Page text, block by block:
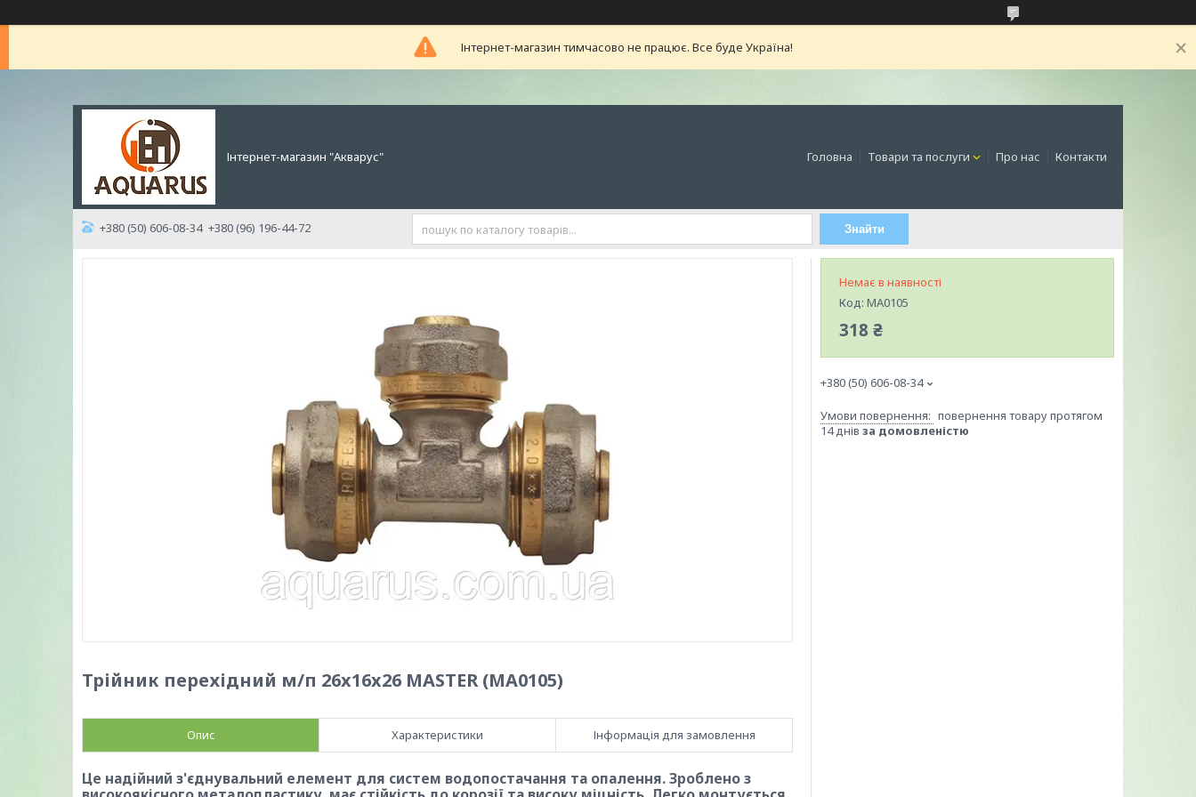
Інтернет-магазин тимчасово не працює. Все буде Україна!
Інтернет-магазин "Акварус" Головна Товари та послуги Про нас Контакти
+380 (50) 606-08-34 +380 (96) 196-44-72 Знайти
Трійник перехідний м/п 26x16x26 MASTER (MA0105)
Опис Характеристики Інформація для замовлення
Це надійний з'єднувальний елемент для систем водопостачання та опалення. Зроблено з
Немає в наявності
Код: MA0105
318 ₴
+380 (50) 606-08-34
повернення товару протягом
14 днів за домовленістю